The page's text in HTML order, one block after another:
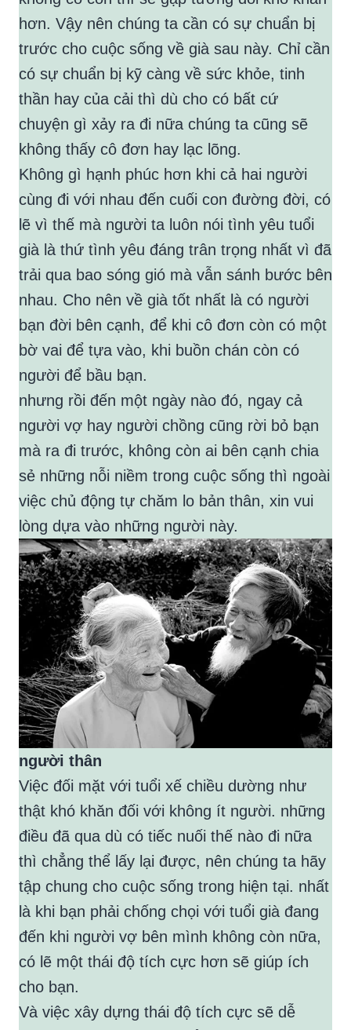
hơn. Vậy nên chúng ta cần có sự chuẩn bị
trước cho cuộc sống về già sau này. Chỉ cần
có sự chuẩn bị kỹ càng về sức khỏe, tinh
thần hay của cải thì dù cho có bất cứ
chuyện gì xảy ra đi nữa chúng ta cũng sẽ
không thấy cô đơn hay lạc lõng.
Không gì hạnh phúc hơn khi cả hai người
cùng đi với nhau đến cuối con đường đời, có
lẽ vì thế mà người ta luôn nói tình yêu tuổi
già là thứ tình yêu đáng trân trọng nhất vì đã
trải qua bao sóng gió mà vẫn sánh bước bên
nhau. Cho nên về già tốt nhất là có người
bạn đời bên cạnh, để khi cô đơn còn có một
bờ vai để tựa vào, khi buồn chán còn có
người để bầu bạn.
nhưng rồi đến một ngày nào đó, ngay cả
người vợ hay người chồng cũng rời bỏ bạn
mà ra đi trước, không còn ai bên cạnh chia
sẻ những nỗi niềm trong cuộc sống thì ngoài
việc chủ động tự chăm lo bản thân, xin vui
lòng dựa vào những người này.
người thân
Việc đối mặt với tuổi xế chiều dường như
thật khó khăn đối với không ít người. những
điều đã qua dù có tiếc nuối thế nào đi nữa
thì chẳng thể lấy lại được, nên chúng ta hãy
tập chung cho cuộc sống trong hiện tại. nhất
là khi bạn phải chống chọi với tuổi già đang
đến khi người vợ bên mình không còn nữa,
có lẽ một thái độ tích cực hơn sẽ giúp ích
cho bạn.
Và việc xây dựng thái độ tích cực sẽ dễ